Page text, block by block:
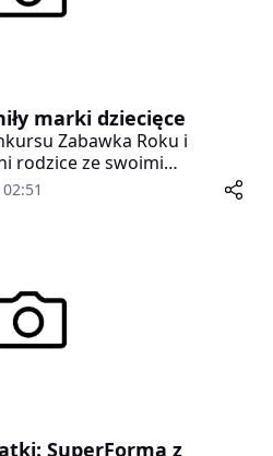
marki dziecięce
Zabawka Roku i
rodzice ze swoimi
wychowania dzieci i
propozycje zabawek i
SuperForma z